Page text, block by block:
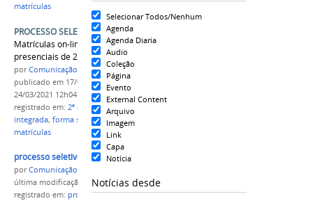
Selecionar Todos/Nenhum
Agenda
Agenda Diaria
Audio
Coleção
Página
Evento
External Content
Arquivo
Imagem
Link
Capa
Notícia
Notícias desde
matrículas
PROCESSO SELETIVO 2021.1 - 2ª Chamada
Matrículas on-line de 19 a 25 de março e
presenciais de 22 a 26 de março de 2021
porComunicação CPR
publicado em 17/03/2021 —última modificação
24/03/2021 12h04
registrado em: 2ª chamada cursos técnicos
integrada, forma subsequente
matrículas
processo seletivo 2021 compac.jpg
porComunicação CPR
última modificação
em 28/11/2020 10h02
registrado em: processo seletivo,cursos técnicos,